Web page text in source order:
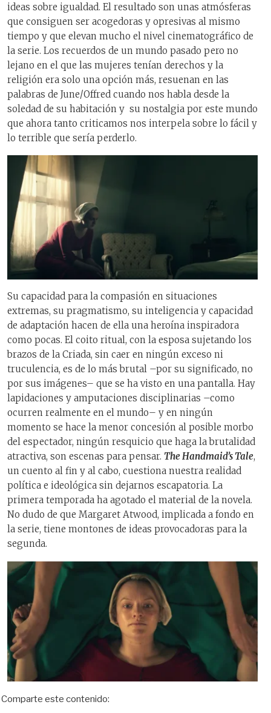
ideas sobre igualdad. El resultado son unas atmósferas
que consiguen ser acogedoras y opresivas al mismo
tiempo y que elevan mucho el nivel cinematográfico de
la serie. Los recuerdos de un mundo pasado pero no
lejano en el que las mujeres tenían derechos y la
religión era solo una opción más, resuenan en las
palabras de June/Offred cuando nos habla desde la
soledad de su habitación y su nostalgia por este mundo
que ahora tanto criticamos nos interpela sobre lo fácil y
lo terrible que sería perderlo.
Su capacidad para la compasión en situaciones
extremas, su pragmatismo, su inteligencia y capacidad
de adaptación hacen de ella una heroína inspiradora
como pocas. El coito ritual, con la esposa sujetando los
brazos de la Criada, sin caer en ningún exceso ni
truculencia, es de lo más brutal –por su significado, no
por sus imágenes– que se ha visto en una pantalla. Hay
lapidaciones y amputaciones disciplinarias –como
ocurren realmente en el mundo– y en ningún
momento se hace la menor concesión al posible morbo
del espectador, ningún resquicio que haga la brutalidad
atractiva, son escenas para pensar. The Handmaid’s Tale,
un cuento al fin y al cabo, cuestiona nuestra realidad
política e ideológica sin dejarnos escapatoria. La
primera temporada ha agotado el material de la novela.
No dudo de que Margaret Atwood, implicada a fondo en
la serie, tiene montones de ideas provocadoras para la
segunda.
Comparte este contenido: